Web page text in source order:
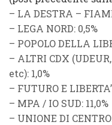
– LA DESTRA –
– LEGA NORD: 0,5%
– POPOLO DELLA
– ALTRI CDX (UDEUR,
etc): 1,0%
– FUTURO E LIBERTA’
– MPA / IO SUD: 11,0%
– UNIONE DI CENTRO